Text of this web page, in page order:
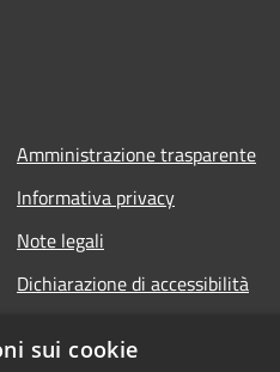
Amministrazione trasparente
Informativa privacy
Note legali
Dichiarazione di accessibilità
sui cookie